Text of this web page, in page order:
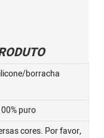
borracha
puro
cores. Por favor,